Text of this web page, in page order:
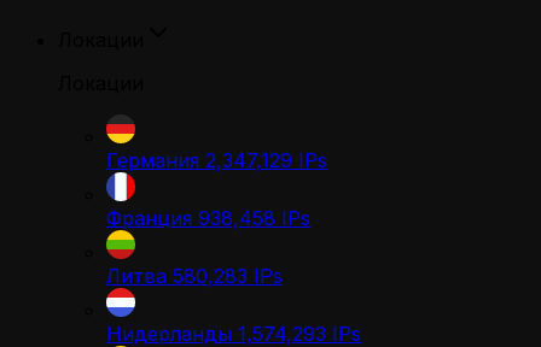
Германия 2,347,129 IPs
Франция 938,458 IPs
Литва 580,283 IPs
Нидерланды 1,574,293 IPs